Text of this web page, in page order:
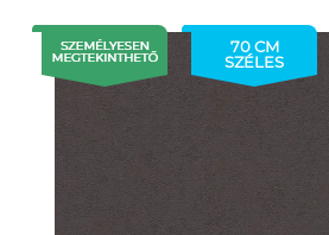
70 CM
SZÉLES